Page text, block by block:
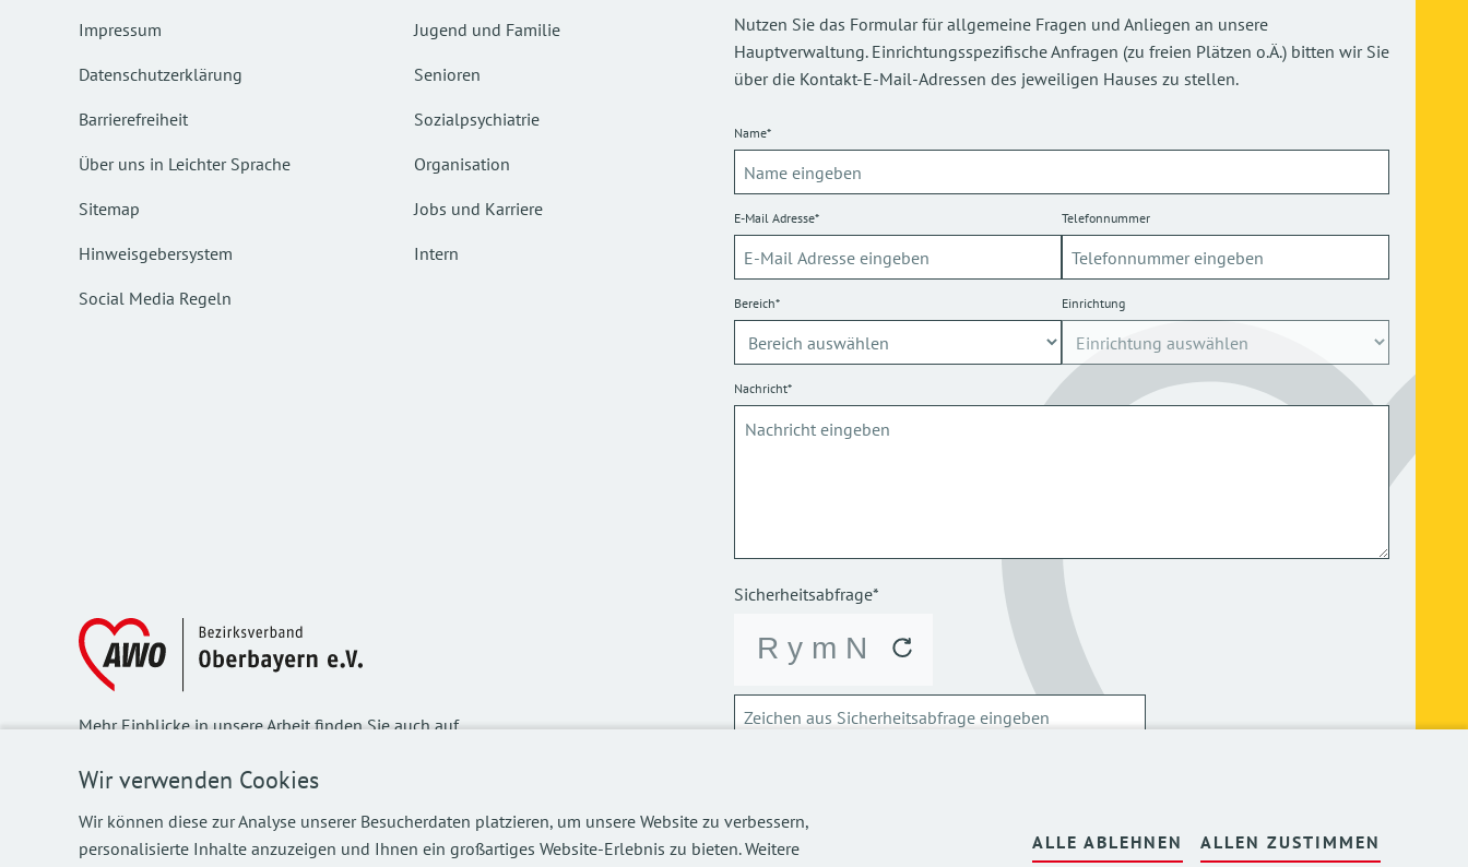
Wir verwenden Cookies
Wir können diese zur Analyse unserer Besucherdaten platzieren, um unsere Website zu verbessern,
personalisierte Inhalte anzuzeigen und Ihnen ein großartiges Website-Erlebnis zu bieten. Weitere
ALLE ABLEHNEN ALLEN ZUSTIMMEN
Impressum
Datenschutzerklärung
Barrierefreiheit
Über uns in Leichter Sprache
Sitemap
Hinweisgebersystem
Social Media Regeln
Jugend und Familie
Senioren
Sozialpsychiatrie
Organisation
Jobs und Karriere
Intern
Mehr Einblicke in unsere Arbeit finden Sie auch auf
©2026AWO Bezirksverband Oberbayern e.V.
Nutzen Sie das Formular für allgemeine Fragen und Anliegen an unsere
Hauptverwaltung. Einrichtungsspezifische Anfragen (zu freien Plätzen o.Ä.) bitten wir Sie
über die Kontakt-E-Mail-Adressen des jeweiligen Hauses zu stellen.
Name*
E-Mail Adresse* Telefonnummer
Bereich* Einrichtung
Nachricht*
Sicherheitsabfrage*
Über die Verarbeitung meiner personenbezogenen Daten kann ich mich
informieren.